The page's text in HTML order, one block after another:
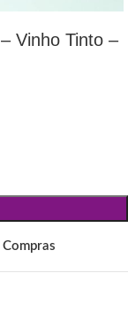
Vinho Tinto –